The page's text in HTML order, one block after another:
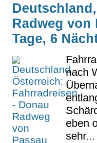
Radweg von
Tage, 6
nach
eben
sehr...